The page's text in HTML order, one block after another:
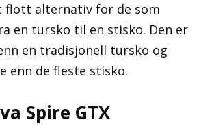
flott alternativ for de som
en tursko til en stisko. Den er
en tradisjonell tursko og
enn de fleste stisko.
Spire GTX